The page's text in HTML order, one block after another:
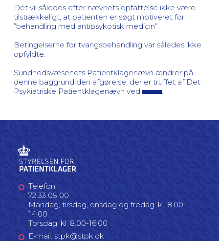
Det vil således efter nævnets opfattelse ikke være
tilstrækkeligt, at patienten er søgt motiveret for
”behandling med antipsykotisk medicin”.
Betingelserne for tvangsbehandling var således ikke
opfyldte.
Sundhedsvæsenets Patientklagenævn ændrer på
denne baggrund den afgørelse, der er truffet af Det
Psykiatriske Patientklagenævn ved
Telefon
72 33 05 00
Mandag, tirsdag, onsdag og fredag: kl. 8.00 -
14.00
Torsdag: kl. 8.00-16.00
E-mail: stpk@stpk.dk